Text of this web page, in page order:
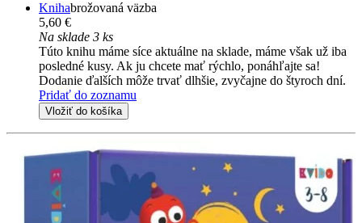
Knihabrožovaná väzba
5,60 €
Na sklade 3 ks
Túto knihu máme síce aktuálne na sklade, máme však už iba
posledné kusy. Ak ju chcete mať rýchlo, ponáhľajte sa!
Dodanie ďalších môže trvať dlhšie, zvyčajne do štyroch dní.
Pridať do zoznamu
Vložiť do košíka